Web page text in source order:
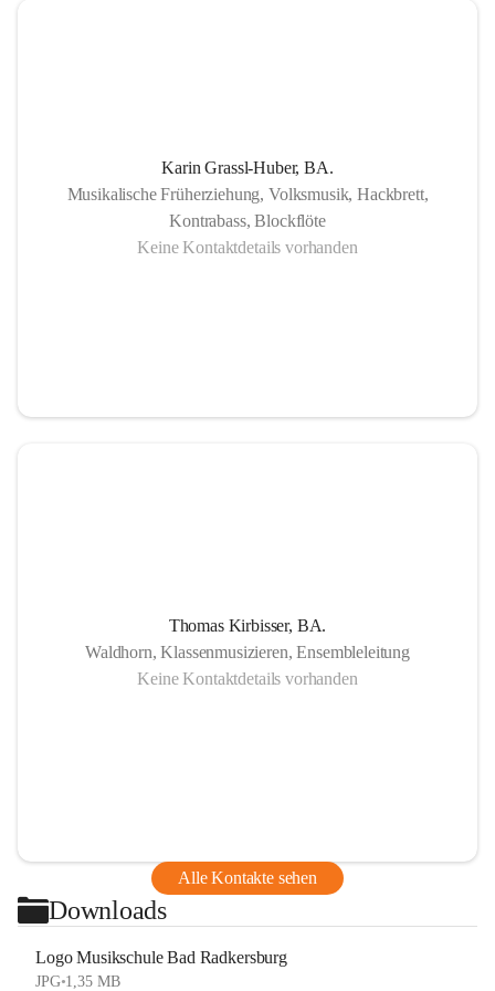
Karin Grassl-Huber, BA.
Musikalische Früherziehung, Volksmusik, Hackbrett,
Kontrabass, Blockflöte
Keine Kontaktdetails vorhanden
Thomas Kirbisser, BA.
Waldhorn, Klassenmusizieren, Ensembleleitung
Keine Kontaktdetails vorhanden
Alle Kontakte sehen
Downloads
Logo Musikschule Bad Radkersburg
JPG•1,35 MB